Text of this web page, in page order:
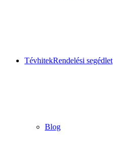
TévhitekRendelési segédlet
Blog